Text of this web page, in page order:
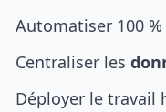
Automatiser 100
Centraliser les
Déployer le travail